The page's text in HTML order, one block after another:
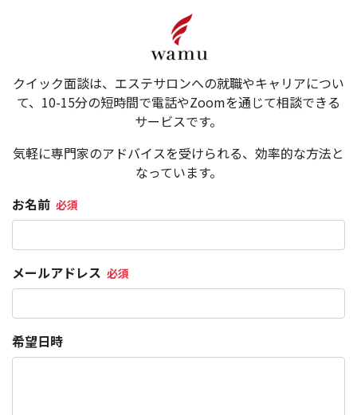
クイック面談は、エステサロンへの就職やキャリアについ
て、10-15分の短時間で電話やZoomを通じて相談できる
サービスです。
気軽に専門家のアドバイスを受けられる、効率的な方法と
なっています。
お名前
メールアドレス
希望日時